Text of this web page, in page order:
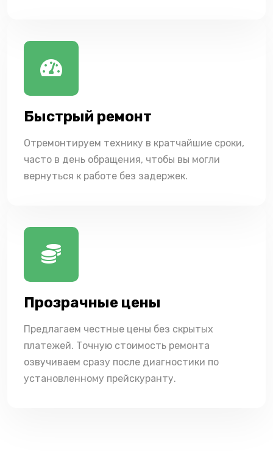
Быстрый ремонт
Отремонтируем технику в кратчайшие сроки,
часто в день обращения, чтобы вы могли
вернуться к работе без задержек.
Прозрачные цены
Предлагаем честные цены без скрытых
платежей. Точную стоимость ремонта
озвучиваем сразу после диагностики по
установленному прейскуранту.